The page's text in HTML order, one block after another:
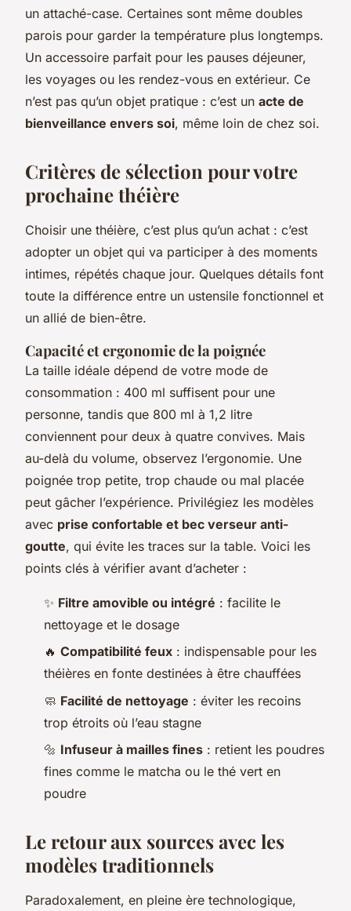
un attaché-case. Certaines sont même doubles
parois pour garder la température plus longtemps.
Un accessoire parfait pour les pauses déjeuner,
les voyages ou les rendez-vous en extérieur. Ce
n’est pas qu’un objet pratique : c’est un acte de
bienveillance envers soi, même loin de chez soi.
Critères de sélection pour votre
prochaine théière
Choisir une théière, c’est plus qu’un achat : c’est
adopter un objet qui va participer à des moments
intimes, répétés chaque jour. Quelques détails font
toute la différence entre un ustensile fonctionnel et
un allié de bien-être.
Capacité et ergonomie de la poignée
La taille idéale dépend de votre mode de
consommation : 400 ml suffisent pour une
personne, tandis que 800 ml à 1,2 litre
conviennent pour deux à quatre convives. Mais
au-delà du volume, observez l’ergonomie. Une
poignée trop petite, trop chaude ou mal placée
peut gâcher l’expérience. Privilégiez les modèles
avec prise confortable et bec verseur anti-
goutte, qui évite les traces sur la table. Voici les
points clés à vérifier avant d’acheter :
✨ Filtre amovible ou intégré : facilite le
nettoyage et le dosage
🔥 Compatibilité feux : indispensable pour les
théières en fonte destinées à être chauffées
🧼 Facilité de nettoyage : éviter les recoins
trop étroits où l’eau stagne
🔩 Infuseur à mailles fines : retient les poudres
fines comme le matcha ou le thé vert en
poudre
Le retour aux sources avec les
modèles traditionnels
Paradoxalement, en pleine ère technologique,